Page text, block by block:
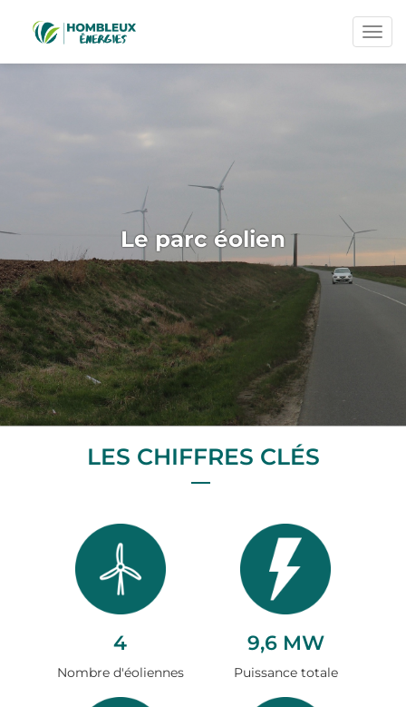
Menu
Le parc éolien
LES CHIFFRES CLÉS
4
Nombre d'éoliennes
9,6 MW
Puissance totale